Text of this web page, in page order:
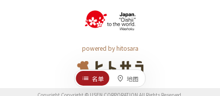
powered by hitosara
名单 地图